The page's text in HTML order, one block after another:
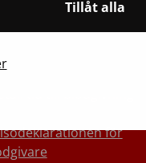
Tillåt alla
för